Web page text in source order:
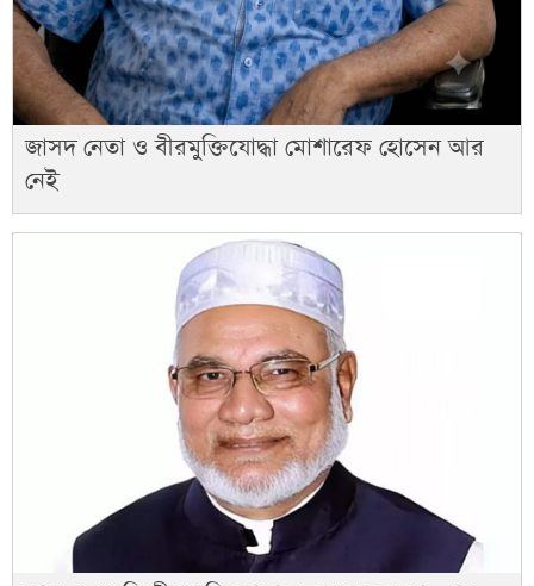
জাসদ নেতা ও বীরমুক্তিযোদ্ধা মোশারেফ হোসেন আর
নেই